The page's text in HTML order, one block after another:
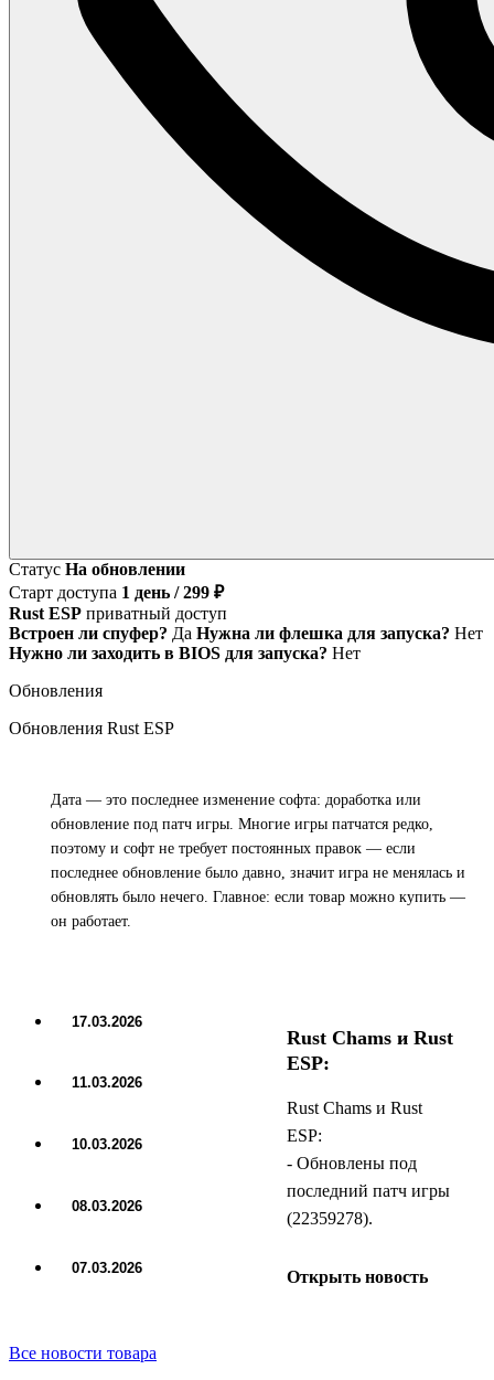
Статус На обновлении
Старт доступа 1 день / 299 ₽
Rust ESP приватный доступ
Встроен ли спуфер? Да Нужна ли флешка для запуска? Нет
Нужно ли заходить в BIOS для запуска? Нет
Обновления
Обновления Rust ESP
Дата — это последнее изменение софта: доработка или
обновление под патч игры. Многие игры патчатся редко,
поэтому и софт не требует постоянных правок — если
последнее обновление было давно, значит игра не менялась и
обновлять было нечего. Главное: если товар можно купить —
он работает.
17.03.2026
11.03.2026
10.03.2026
08.03.2026
07.03.2026
Rust Chams и Rust
ESP:
Rust Chams и Rust
ESP:
- Обновлены под
последний патч игры
(22359278).
Открыть новость
Все новости товара